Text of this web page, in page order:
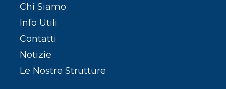
Chi Siamo
Info Utili
Contatti
Notizie
Le Nostre Strutture